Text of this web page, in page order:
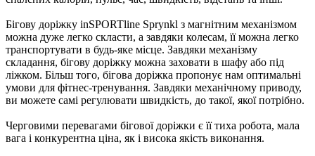
Бігову доріжку inSPORTline Sprynkl з магнітним механізмом
можна дуже легко скласти, а завдяки колесам, її можна легко
транспортувати в будь-яке місце. Завдяки механізму
складання, бігову доріжку можна заховати в шафу або під
ліжком. Більш того, бігова доріжка пропонує нам оптимальні
умови для фітнес-тренування. Завдяки механічному приводу,
ви можете самі регулювати швидкість, до такої, якої потрібно.
Черговими перевагами бігової доріжки є її тиха робота, мала
вага і конкурентна ціна, як і висока якість виконання.